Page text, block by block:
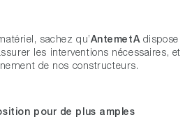
sachez qu’AntemetA dispose
les interventions nécessaires, et
de nos constructeurs.
pour de plus amples